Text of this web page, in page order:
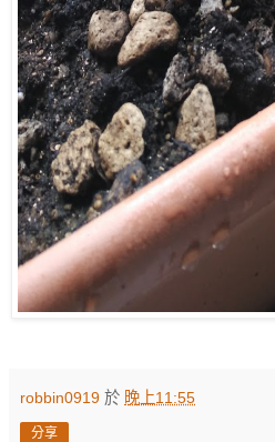
robbin0919 於 晚上11:55
分享